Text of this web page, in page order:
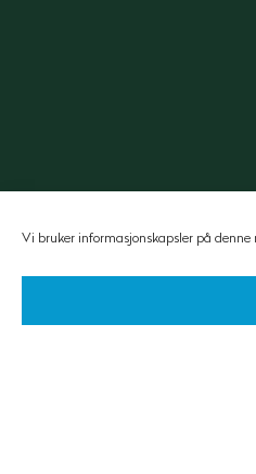
Vi bruker informasjonskapsler på denne